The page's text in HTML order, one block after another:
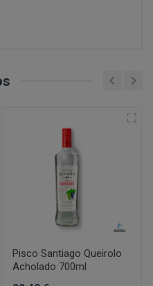
jE0vEB4i6M
Pisco Santiago Queirolo
Acholado 700ml
Y/O CONTRATACIÓN
se proporcione a
expresamente
realizar la compra son:
la web, debemos
También nos aparece
del correo
online "ENTRAR"